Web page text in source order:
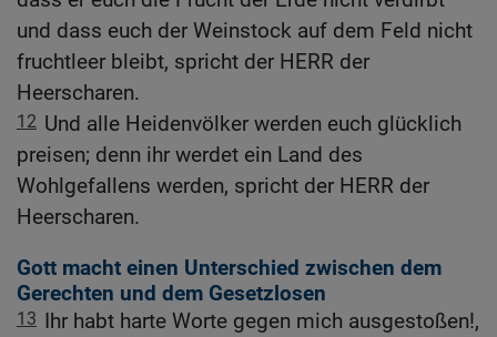
und dass euch der Weinstock auf dem Feld nicht
fruchtleer bleibt, spricht der HERR der
Heerscharen.
12 Und alle Heidenvölker werden euch glücklich
preisen; denn ihr werdet ein Land des
Wohlgefallens werden, spricht der HERR der
Heerscharen.
Gott macht einen Unterschied zwischen dem
Gerechten und dem Gesetzlosen
13 Ihr habt harte Worte gegen mich ausgestoßen!,